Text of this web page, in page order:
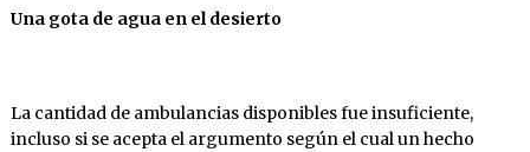
Una gota de agua en el desierto
La cantidad de ambulancias disponibles fue insuficiente,
incluso si se acepta el argumento según el cual un hecho